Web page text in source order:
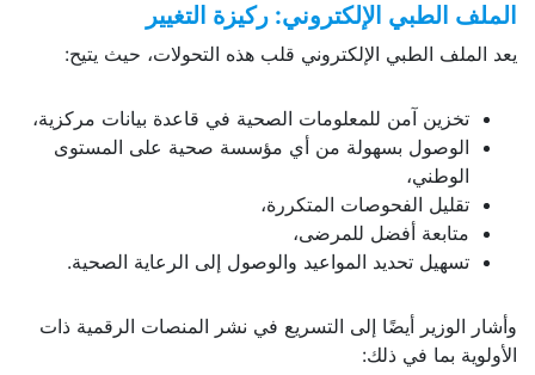
الملف الطبي الإلكتروني: ركيزة التغيير
يعد الملف الطبي الإلكتروني قلب هذه التحولات، حيث يتيح:
تخزين آمن للمعلومات الصحية في قاعدة بيانات مركزية،
الوصول بسهولة من أي مؤسسة صحية على المستوى
الوطني،
تقليل الفحوصات المتكررة،
متابعة أفضل للمرضى،
تسهيل تحديد المواعيد والوصول إلى الرعاية الصحية.
وأشار الوزير أيضًا إلى التسريع في نشر المنصات الرقمية ذات
الأولوية بما في ذلك: